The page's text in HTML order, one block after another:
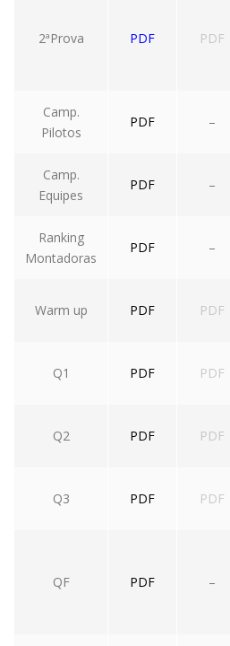
2ªProva PDF PDF
Camp.
Pilotos
PDF –
Camp.
Equipes
PDF –
Ranking
Montadoras
PDF –
Warm up PDF PDF
Q1 PDF PDF
Q2 PDF PDF
Q3 PDF PDF
QF PDF –